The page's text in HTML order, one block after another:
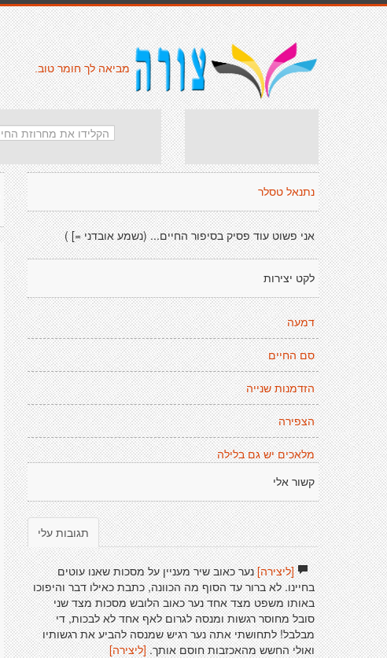
מביאה לך חומר טוב.
נתנאל טסלר
אני פשוט עוד פסיק בסיפור החיים... (נשמע אובדני =] )
לקט יצירות
דמעה
סם החיים
הזדמנות שנייה
הצפירה
מלאכים יש גם בלילה
קשור אלי
תגובות עלי
[ליצירה]נער כאוב שיר מעניין על מסכות שאנו עוטים
בחיינו. לא ברור עד הסוף מה הכוונה, כתבת כאילו דבר והיפוכו
באותו משפט מצד אחד נער כאוב הלובש מסכות מצד שני
סובל מחוסר רגשות ומנסה לגרום לאף אחד לא לבכות, די
מבלבל! לתחושתי אתה נער רגיש שמנסה להביע את רגשותיו
ואולי החשש מהאכזבות חוסם אותך.[ליצירה]